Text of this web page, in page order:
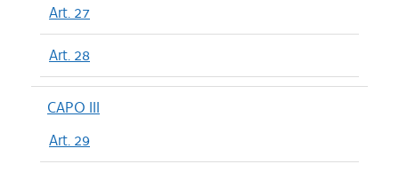
Art. 27
Art. 28
CAPO III
Art. 29